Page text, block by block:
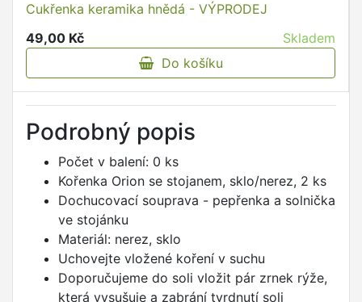
Cukřenka keramika hnědá - VÝPRODEJ
49,00 Kč
Skladem
Do košíku
Podrobný popis
Počet v balení: 0 ks
Kořenka Orion se stojanem, sklo/nerez, 2 ks
Dochucovací souprava - pepřenka a solnička
ve stojánku
Materiál: nerez, sklo
Uchovejte vložené koření v suchu
Doporučujeme do soli vložit pár zrnek rýže,
která vysušuje a zabrání tvrdnutí soli